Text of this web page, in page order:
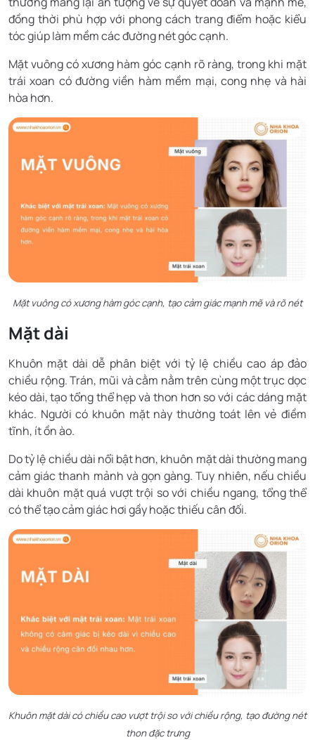
đồng thời phù hợp với phong cách trang điểm hoặc kiểu
tóc giúp làm mềm các đường nét góc cạnh.
Mặt vuông có xương hàm góc cạnh rõ ràng, trong khi mặt
trái xoan có đường viền hàm mềm mại, cong nhẹ và hài
hòa hơn.
Mặt vuông có xương hàm góc cạnh, tạo cảm giác mạnh mẽ và rõ nét
Mặt dài
Khuôn mặt dài dễ phân biệt với tỷ lệ chiều cao áp đảo
chiều rộng. Trán, mũi và cằm nằm trên cùng một trục dọc
kéo dài, tạo tổng thể hẹp và thon hơn so với các dáng mặt
khác. Người có khuôn mặt này thường toát lên vẻ điềm
tĩnh, ít ồn ào.
Do tỷ lệ chiều dài nổi bật hơn, khuôn mặt dài thường mang
cảm giác thanh mảnh và gọn gàng. Tuy nhiên, nếu chiều
dài khuôn mặt quá vượt trội so với chiều ngang, tổng thể
có thể tạo cảm giác hơi gầy hoặc thiếu cân đối.
Khuôn mặt dài có chiều cao vượt trội so với chiều rộng, tạo đường nét
thon đặc trưng